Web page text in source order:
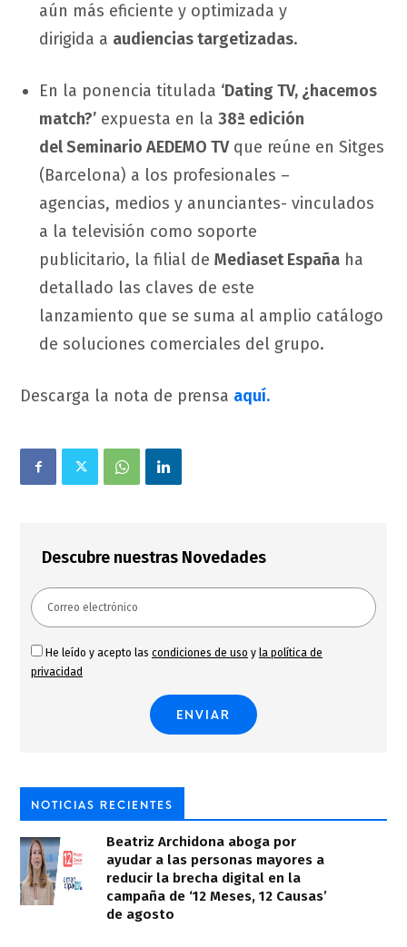
aún más eficiente y optimizada y
dirigida a audiencias targetizadas.
En la ponencia titulada ‘Dating TV, ¿hacemos
match?’ expuesta en la 38ª edición
del Seminario AEDEMO TVque reúne en Sitges
(Barcelona) a los profesionales –
agencias, medios y anunciantes- vinculados
a la televisión como soporte
publicitario, la filial de Mediaset España ha
detallado las claves de este
lanzamiento que se suma al amplio catálogo
de soluciones comerciales del grupo.
Descarga la nota de prensa aquí.
Descubre nuestras Novedades
He leído y acepto las condiciones de uso y la política de
privacidad
NOTICIAS RECIENTES
Beatriz Archidona aboga por
ayudar a las personas mayores a
reducir la brecha digital en la
campaña de ‘12 Meses, 12 Causas’
de agosto